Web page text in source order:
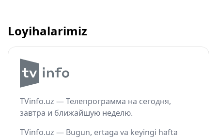
Loyihalarimiz
TVinfo.uz — Телепрограмма на сегодня,
завтра и ближайшую неделю.
TVinfo.uz — Bugun, ertaga va keyingi hafta